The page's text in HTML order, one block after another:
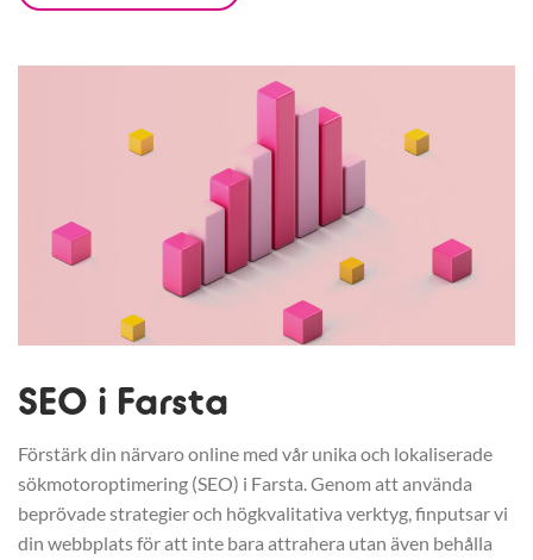
SEO i Farsta
Förstärk din närvaro online med vår unika och lokaliserade
sökmotoroptimering (SEO) i Farsta. Genom att använda
beprövade strategier och högkvalitativa verktyg, finputsar vi
din webbplats för att inte bara attrahera utan även behålla